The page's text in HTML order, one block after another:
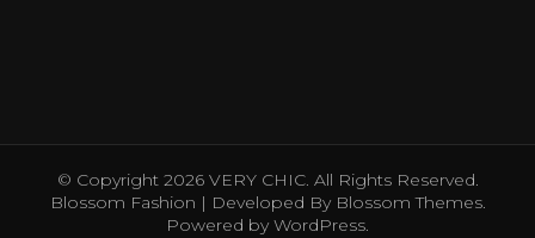
© Copyright 2026 VERY CHIC. All Rights Reserved.
Blossom Fashion | Developed ByBlossom Themes.
Powered by WordPress.